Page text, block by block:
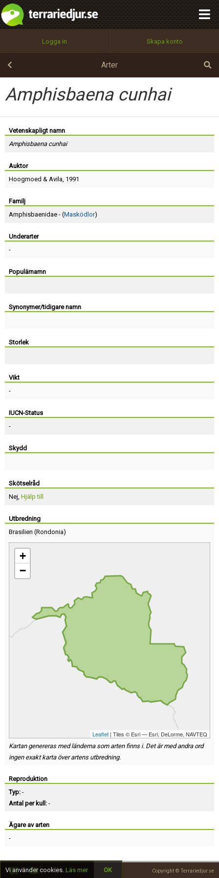
Logga in Skapa konto
Arter
Amphisbaena cunhai
Vetenskapligt namn
Amphisbaena cunhai
Auktor
Hoogmoed & Avila, 1991
Familj
Amphisbaenidae - (Masködlor)
Underarter
-
Populärnamn
Synonymer/tidigare namn
Storlek
Vikt
-
IUCN-Status
-
Skydd
Skötselråd
Nej, Hjälp till
Utbredning
Brasilien (Rondonia)
+
−
Leaflet | Tiles © Esri — Esri, DeLorme, NAVTEQ
Kartan genereras med länderna som arten finns i. Det är med andra ord
ingen exakt karta över artens utbredning.
Reproduktion
Typ: -
Antal per kull: -
Ägare av arten
-
Copyright © Terrariedjur.se
Utför
100%
OK
integritetspolicy
Namn:
Epost:
Användarnamn:
Lösenord:
Terms of Service
Skapa konto
Begär nytt lösenord
Tillbaka till förstasidan
Vi använder cookies. Läs mer OK